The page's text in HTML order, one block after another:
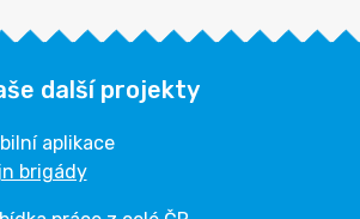
další projekty
aplikace
brigády